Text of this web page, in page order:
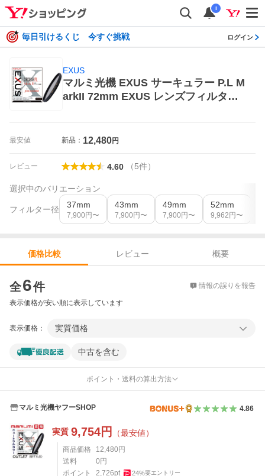
i
毎日引けるくじ 今すぐ挑戦 ログイン
EXUS
マルミ光機 EXUS サーキュラー P.L M
arkII 72mm EXUS レンズフィルター
最安値 新品： 12,480円
レビュー 4.60 （5件）
選択中のバリエーション
フィルター径 37mm
7,900 円〜
43mm
7,900 円〜
49mm
7,900 円〜
52mm
9,962 円〜
価格比較 レビュー
概要
全6件 情報の誤りを報告
表示価格が安い順に表示しています
表示価格： 実質価格
中古を含む
ポイント・送料の算出方法
マルミ光機ヤフーSHOP 4.86
実質 9,754円 （最安値）
商品価格 12,480 円
送料
0 円
ポイント
2,726pt 24%要エントリー